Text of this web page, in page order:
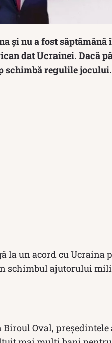
și nu a fost săptămână
dat Ucrainei. Dacă
schimbă regulile
la un acord cu Ucraina
în schimbul ajutorului
Oval, preşedintele